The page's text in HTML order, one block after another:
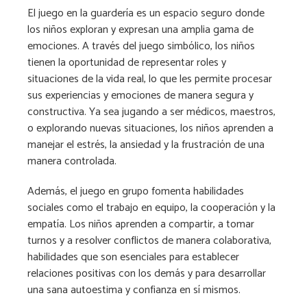
El juego en la guardería es un espacio seguro donde
los niños exploran y expresan una amplia gama de
emociones. A través del juego simbólico, los niños
tienen la oportunidad de representar roles y
situaciones de la vida real, lo que les permite procesar
sus experiencias y emociones de manera segura y
constructiva. Ya sea jugando a ser médicos, maestros,
o explorando nuevas situaciones, los niños aprenden a
manejar el estrés, la ansiedad y la frustración de una
manera controlada.
Además, el juego en grupo fomenta habilidades
sociales como el trabajo en equipo, la cooperación y la
empatía. Los niños aprenden a compartir, a tomar
turnos y a resolver conflictos de manera colaborativa,
habilidades que son esenciales para establecer
relaciones positivas con los demás y para desarrollar
una sana autoestima y confianza en sí mismos.